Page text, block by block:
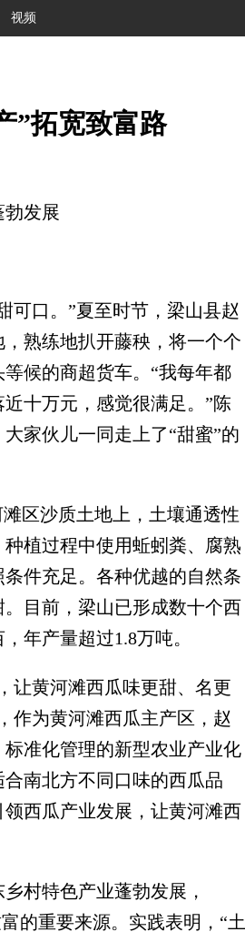
视频
”拓宽致富路
发展
口。”夏至时节，梁山县赵
熟练地扒开藤秧，将一个个
候的商超货车。“我每年都
十万元，感觉很满足。”陈
家伙儿一同走上了“甜蜜”的
区沙质土地上，土壤通透性
植过程中使用蚯蚓粪、腐熟
件充足。各种优越的自然条
目前，梁山已形成数十个西
年产量超过1.8万吨。
黄河滩西瓜味更甜、名更
作为黄河滩西瓜主产区，赵
准化管理的新型农业产业化
南北方不同口味的西瓜品
西瓜产业发展，让黄河滩西
村特色产业蓬勃发展，
的重要来源。实践表明，“土